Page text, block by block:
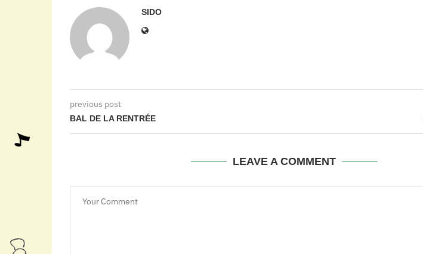
SIDO
previous post
BAL DE LA RENTRÉE
LEAVE A COMMENT